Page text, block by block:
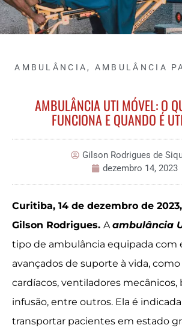
AMBULÂNCIA , AMBULÂNCIA
AMBULÂNCIA UTI MÓVEL: O
FUNCIONA E QUANDO É
Gilson Rodrigues de
dezembro 14, 2023
Curitiba, 14 de dezembro de
Gilson Rodrigues. Aambulância
tipo de ambulância equipada com
avançados de suporte à vida,
cardíacos, ventiladores mecânicos,
infusão, entre outros. Ela é
transportar pacientes em estado